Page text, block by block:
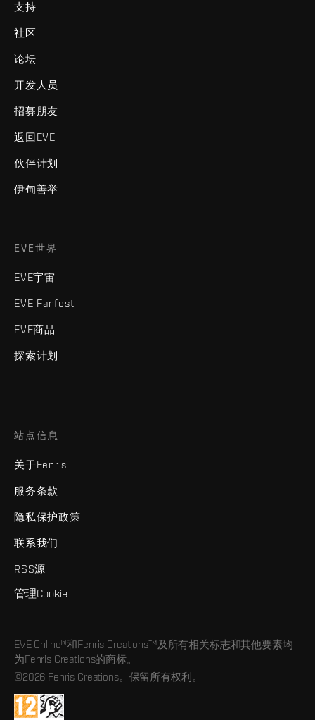
支持
社区
论坛
开发人员
招募朋友
返回EVE
伙伴计划
伊甸善举
EVE世界
EVE宇宙
EVE Fanfest
EVE商品
探索计划
站点信息
关于Fenris
服务条款
隐私保护政策
联系我们
RSS源
管理Cookie
EVE Online®和Fenris Creations™及所有相关标志和其他要素均
为Fenris Creations的商标。
©2026 Fenris Creations。保留所有权利。